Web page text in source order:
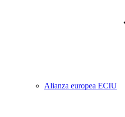
Alianza europea ECIU